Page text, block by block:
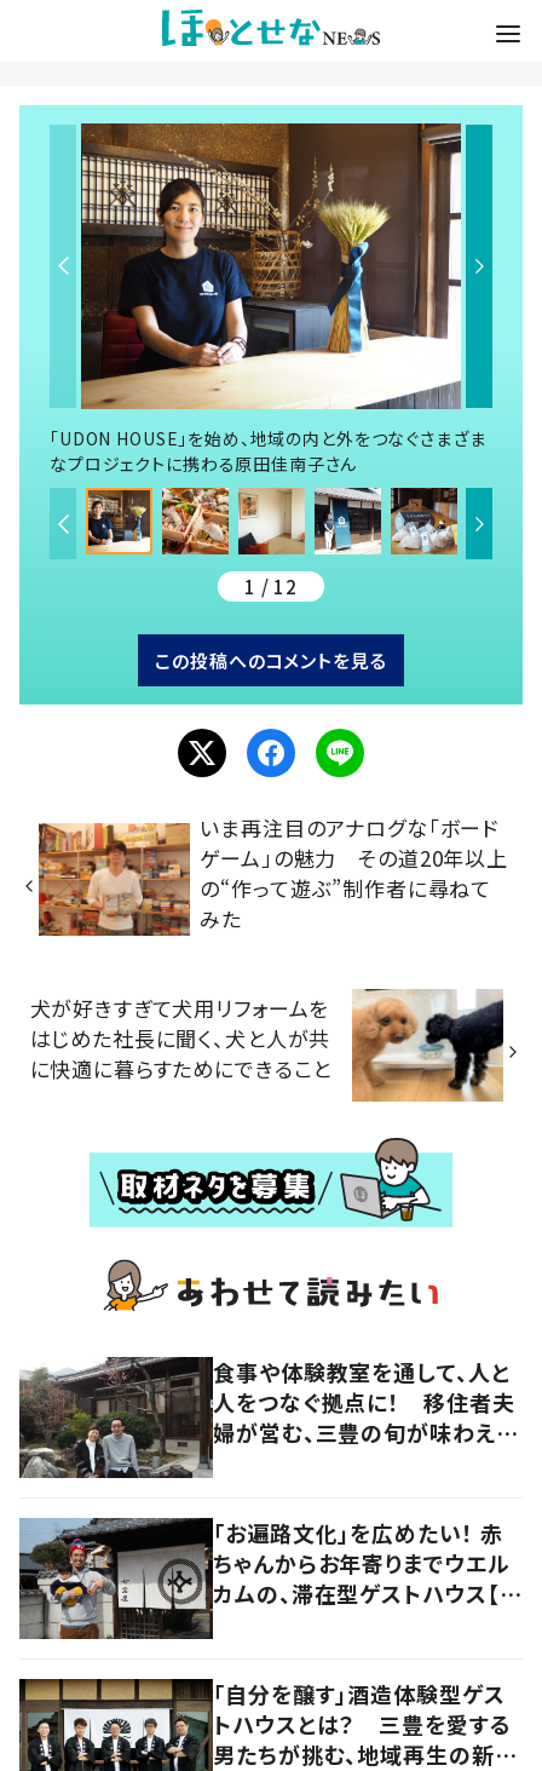
「UDON HOUSE」を始め、地域の内と外をつなぐさまざま
なプロジェクトに携わる原田佳南子さん
1 / 12
この投稿へのコメントを見る
いま再注目のアナログな「ボード
ゲーム」の魅力 その道20年以上
の“作って遊ぶ”制作者に尋ねて
みた
犬が好きすぎて犬用リフォームを
はじめた社長に聞く、犬と人が共
に快適に暮らすためにできること
食事や体験教室を通して、人と
人をつなぐ拠点に！ 移住者夫
婦が営む、三豊の旬が味わえる
「お遍路文化」を広めたい！ 赤
ちゃんからお年寄りまでウエル
カムの、滞在型ゲストハウス【暮
「自分を醸す」酒造体験型ゲス
トハウスとは？ 三豊を愛する
男たちが挑む、地域再生の新し